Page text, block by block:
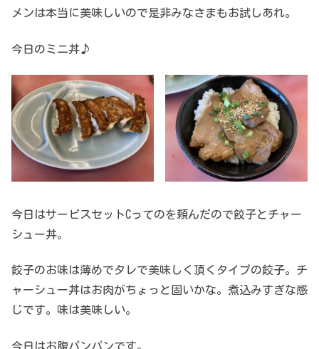
メンは本当に美味しいので是非みなさまもお試しあれ。
今日のミニ丼♪
今日はサービスセットCってのを頼んだので餃子とチャー
シュー丼。
餃子のお味は薄めでタレで美味しく頂くタイプの餃子。チ
ャーシュー丼はお肉がちょっと固いかな。煮込みすぎな感
じです。味は美味しい。
今日はお腹パンパンです。